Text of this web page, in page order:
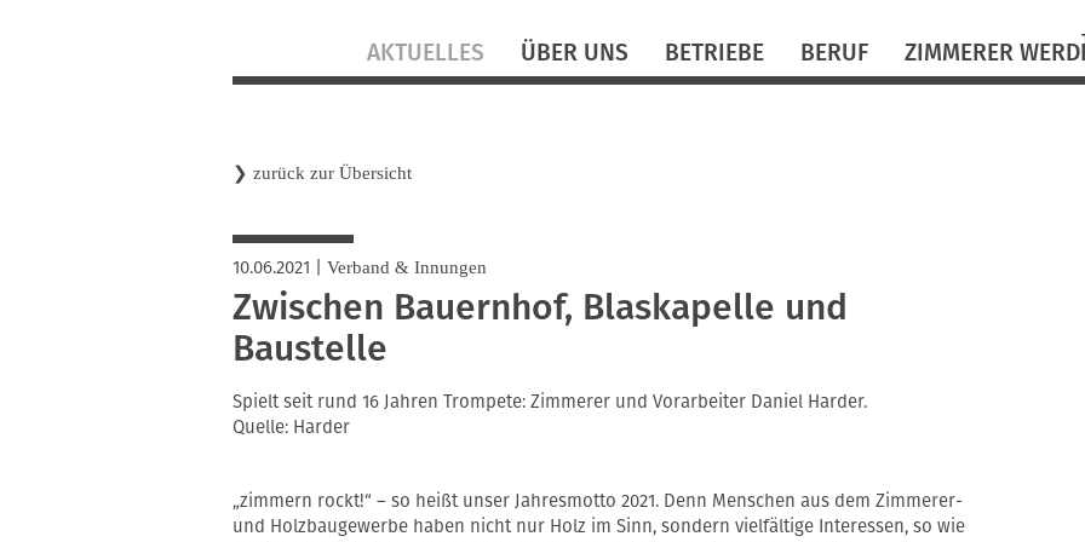
überspringen
AKTUELLES ÜBER UNS BETRIEBE BERUF ZIMMERER
❯ zurück zur Übersicht
10.06.2021 Verband & Innungen
Zwischen Bauernhof, Blaskapelle und
Baustelle
Spielt seit rund 16 Jahren Trompete: Zimmerer und Vorarbeiter Daniel Harder.
Quelle: Harder
„zimmern rockt!“ – so heißt unser Jahresmotto 2021. Denn Menschen aus dem Zimmerer-
und Holzbaugewerbe haben nicht nur Holz im Sinn, sondern vielfältige Interessen, so wie